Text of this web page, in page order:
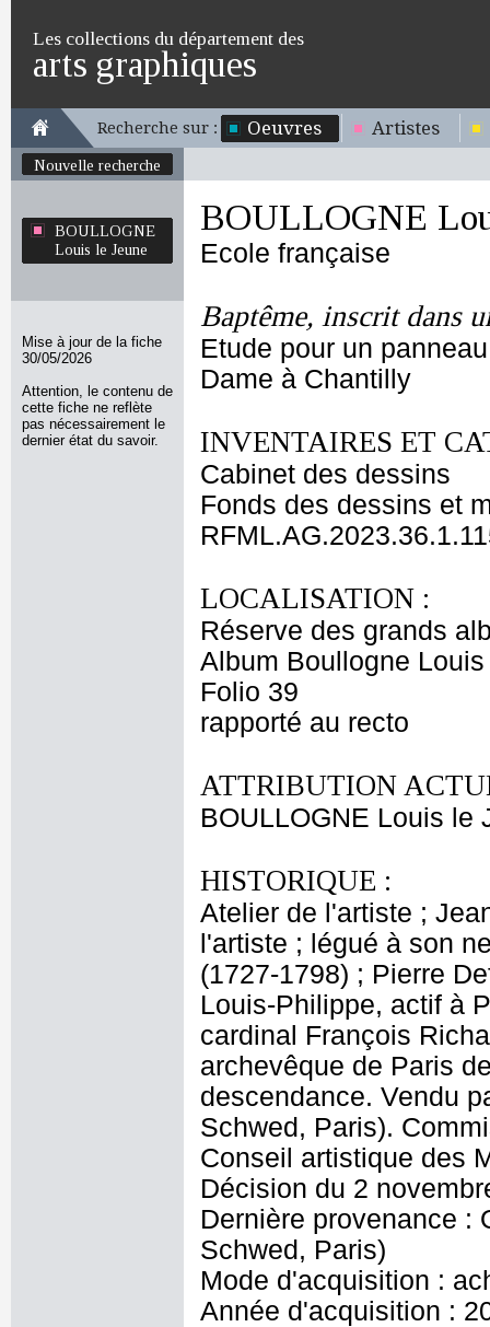
Les collections du département des
arts graphiques
Recherche sur : Oeuvres Artistes
Nouvelle recherche
BOULLOGNE
Louis le Jeune
Mise à jour de la fiche
30/05/2026
Attention, le contenu de
cette fiche ne reflète
pas nécessairement le
dernier état du savoir.
BOULLOGNE
Ecole française
Baptême, inscrit dans
Etude pour un
Dame à Chantilly
INVENTAIRES ET
Cabinet des dessins
Fonds des dessins et
LOCALISATION :
Réserve des grands
Album Boullogne
Folio 39
rapporté au recto
ATTRIBUTION
BOULLOGNE Louis le
HISTORIQUE :
Atelier de l'artiste ;
l'artiste ; légué à son
(1727-1798) ; Pierre
Louis-Philippe, actif à
cardinal François
archevêque de Paris
descendance. Vendu
Schwed, Paris).
Conseil artistique des
Décision du 2
Dernière provenance :
Schwed, Paris)
Mode d'acquisition :
Année d'acquisition :